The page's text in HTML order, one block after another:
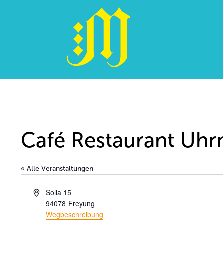
Café Restaurant
« Alle Veranstaltungen
AdresseSolla 15
Freyung
94078
Wegbeschreibung